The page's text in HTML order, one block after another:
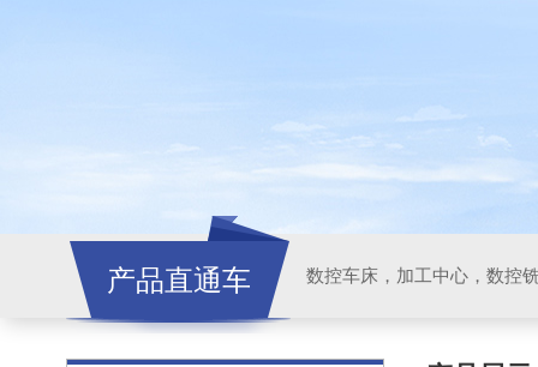
产品直通车